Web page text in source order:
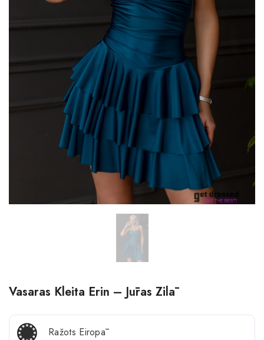
Vasaras Kleita Erin – Jūras Zilā
Ražots Eiropā